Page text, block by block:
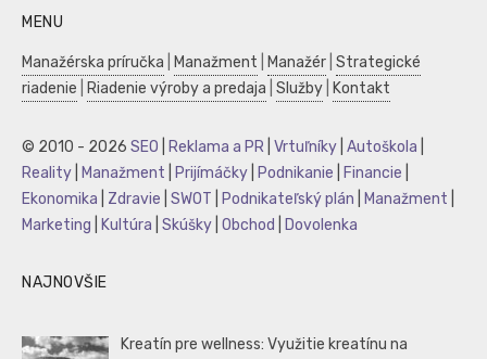
MENU
Manažérska príručka Manažment Manažér Strategické
riadenie
Riadenie výroby a predaja Služby Kontakt
© 2010 - 2026 SEO Reklama a PR Vrtuľníky Autoškola
Reality
Manažment Prijímáčky Podnikanie Financie
Ekonomika
Zdravie SWOT Podnikateľský plán Manažment
Marketing
Kultúra Skúšky Obchod Dovolenka
NAJNOVŠIE
Kreatín pre wellness: Využitie kreatínu na